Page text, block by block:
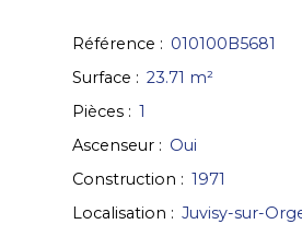
Référence : 010100B5681
Surface : 23.71 m²
Pièces : 1
Ascenseur : Oui
Construction : 1971
Localisation : Juvisy-sur-